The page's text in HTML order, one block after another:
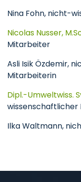
Nina Fohn, nicht-
Nicolas Nusser,
Mitarbeiter
Asli Isik Özdemir,
Mitarbeiterin
Dipl.-Umweltwiss.
Ilka Waltmann,